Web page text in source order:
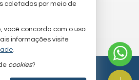
imóveis
J Política de Privacidade
coletadas por meio de
você concorda com o uso
informações visite
.
cookies?